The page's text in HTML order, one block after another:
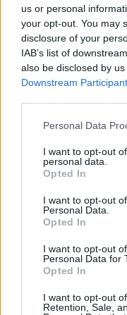
us or personal
your opt-out. You may
disclosure of your
IAB’s list of
also be disclosed by
Downstream
Please note that this
not limited to your visit
grant or deny consent
use your data for
consent section.
Personal Data
I want to opt-out
personal data.
Opted In
I want to opt-out
Personal Data.
Opted In
I want to opt-out
Personal Data for
Opted In
I want to opt-out
Retention, Sale,
Διαβάζονται αυτή
Η γαλάζια
2027 - Το